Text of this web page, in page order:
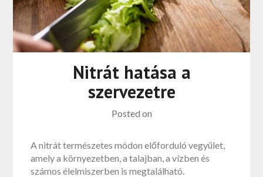
Nitrát hatása a
szervezetre
Posted on
A nitrát természetes módon előforduló vegyület,
amely a környezetben, a talajban, a vízben és
számos élelmiszerben is megtalálható.